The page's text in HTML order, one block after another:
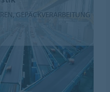
GEPÄCKVERARBEITUNG